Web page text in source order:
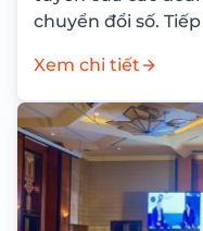
chuyển đổi số.
Xem chi tiết